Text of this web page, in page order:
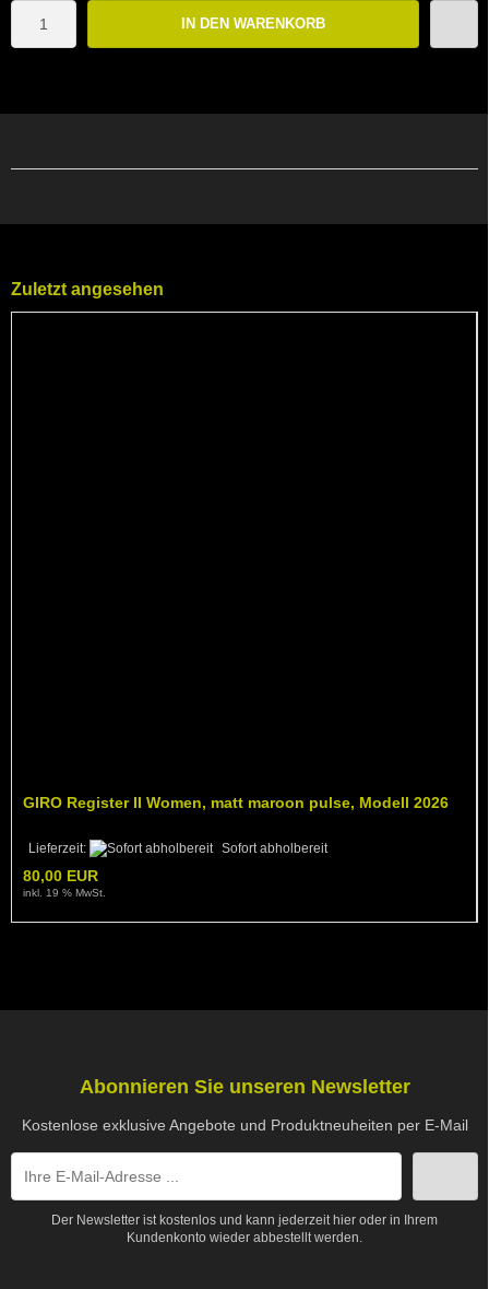
IN DEN WARENKORB
Zuletzt angesehen
GIRO Register II Women, matt maroon pulse, Modell 2026
Lieferzeit: Sofort abholbereit
80,00 EUR
inkl. 19 % MwSt.
Abonnieren Sie unseren Newsletter
Kostenlose exklusive Angebote und Produktneuheiten per E-Mail
Der Newsletter ist kostenlos und kann jederzeit hier oder in Ihrem
Kundenkonto wieder abbestellt werden.